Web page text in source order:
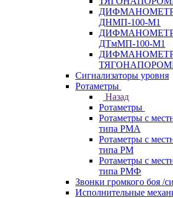
ДНМП-100-М1
ДТмМП-100-М1
Сигнализаторы уровня
Ротаметры
Назад
Ротаметры
Ротаметры с
типа РМА
Ротаметры с
типа РМ
Ротаметры с
типа РМФ
Звонки громкого боя /
Исполнительные